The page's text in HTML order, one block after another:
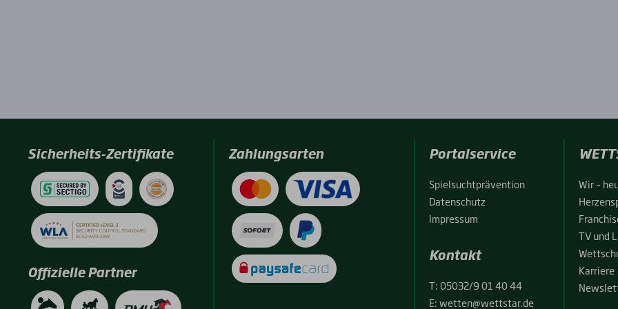
Sicherheits-Zertifikate
Offizielle Partner
Zahlungsarten Portalservice
Spiel­sucht­prä­ven­ti­on
Daten­schutz
Impres­sum
Kontakt
T:05032/9 01 40 44
E:wetten@wettstar.de
Wir –
TV und
Kar­rie­re